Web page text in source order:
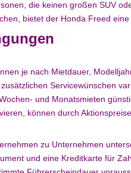
die keinen großen SUV
bietet der Honda Freed
je nach Mietdauer,
Servicewünschen
und Monatsmieten
können durch
zu Unternehmen
und eine Kreditkarte für